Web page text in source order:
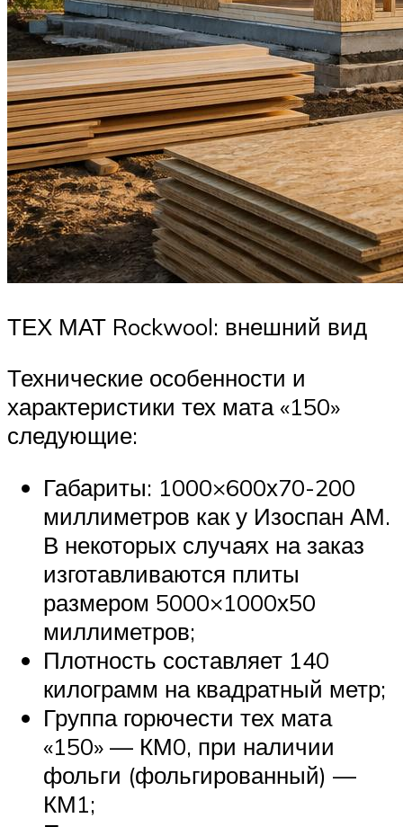
ТЕХ МАТ Rockwool: внешний вид
Технические особенности и
характеристики тех мата «150»
следующие:
Габариты: 1000×600х70-200
миллиметров как у Изоспан АМ.
В некоторых случаях на заказ
изготавливаются плиты
размером 5000×1000х50
миллиметров;
Плотность составляет 140
килограмм на квадратный метр;
Группа горючести тех мата
«150» — КМ0, при наличии
фольги (фольгированный) —
КМ1;